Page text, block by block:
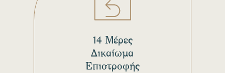
14 Μέρες
Δικαίωμα
Επιστροφής